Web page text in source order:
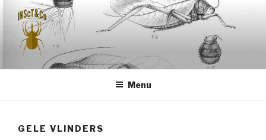
inhoud
springen
INSCT & CO
Menu
GELE VLINDERS